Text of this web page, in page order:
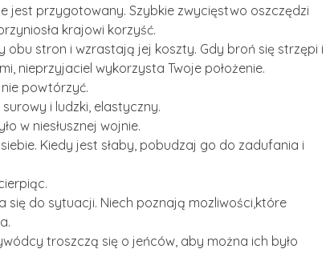
jest przygotowany. Szybkie zwycięstwo oszczędzi
krajowi korzyść.
obu stron i wzrastają jej koszty. Gdy broń się strzępi i
nieprzyjaciel wykorzysta Twoje położenie.
powtórzyć.
i ludzki, elastyczny.
w niesłusznej wojnie.
Kiedy jest słaby, pobudzaj go do zadufania i
się do sytuacji. Niech poznają mozliwości,które
troszczą się o jeńców, aby można ich było